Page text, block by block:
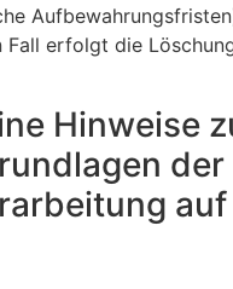
Fall erfolgt die
Hinweise
der